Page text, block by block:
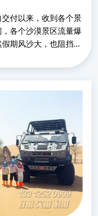
付以来，收到各个景
各个沙漠景区流量爆
期风沙大，也阻挡不
在沙漠中行驶时，